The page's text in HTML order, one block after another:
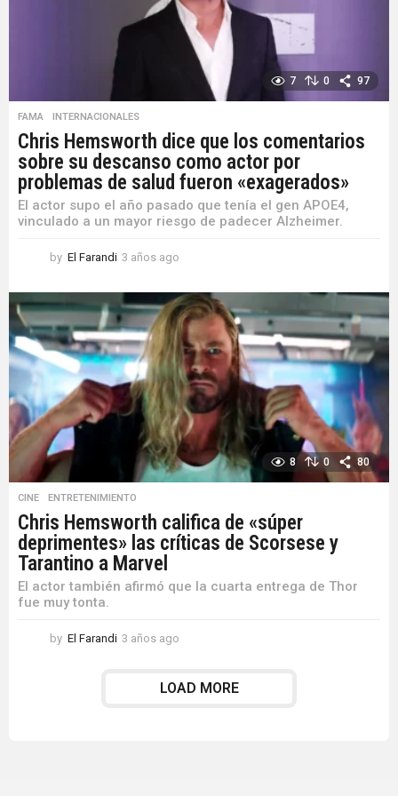
7 0 97
FAMA INTERNACIONALES
Chris Hemsworth dice que los comentarios
sobre su descanso como actor por
problemas de salud fueron «exagerados»
El actor supo el año pasado que tenía el gen APOE4,
vinculado a un mayor riesgo de padecer Alzheimer.
by El Farandi 3 años ago
ñ
o
s
a
g
o
8 0 80
CINE ,ENTRETENIMIENTO
Chris Hemsworth califica de «súper
deprimentes» las críticas de Scorsese y
Tarantino a Marvel
El actor también afirmó que la cuarta entrega de Thor
fue muy tonta.
by El Farandi 3 años ago
o
LOAD MORE